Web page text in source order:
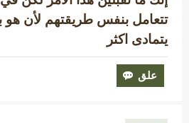
تتعامل بنفس طريقتهم لأن هو
يتمادى اكثر